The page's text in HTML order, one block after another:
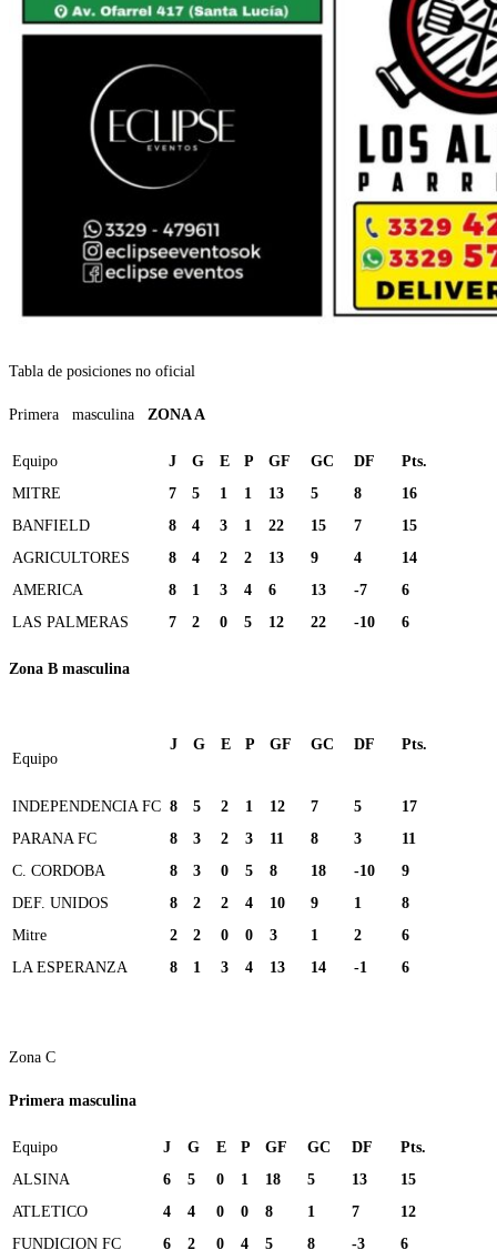
Tabla de posiciones no oficial
Primera masculina ZONA A
Equipo J G E P GF GC DF
Pts.
MITRE
7 5 1 1 13 5 8
16
BANFIELD
8 4 3 1 22 15 7
15
AGRICULTORES
8 4 2 2 13 9 4
14
AMERICA
8 1 3 4 6 13 -7
6
LAS PALMERAS
7 2 0 5 12 22 -10 6
Zona B masculina
Equipo
J G E P GF GC DF Pts.
INDEPENDENCIA FC 8 5 2 1 12 7 5
17
PARANA FC
8 3 2 3 11 8 3
11
C. CORDOBA
8 3 0 5 8 18 -10
9
DEF. UNIDOS
8 2 2 4 10 9 1
8
Mitre
2 2 0 0 3 1 2
6
LA ESPERANZA
8 1 3 4 13 14 -1 6
Zona C
Primera masculina
Equipo J G E P GF GC DF
Pts.
ALSINA
6 5 0 1 18 5 13
15
ATLETICO
4 4 0 0 8 1 7
12
FUNDICION FC
6 2 0 4 5 8 -3
6